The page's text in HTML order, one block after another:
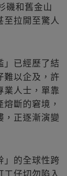
磯和舊金山
至拉開至驚人
」已經歷了結
難以企及，許
業人士，單靠
斷的窘境，
，正逐漸演變
」的全球性跨
仔切勿陷入